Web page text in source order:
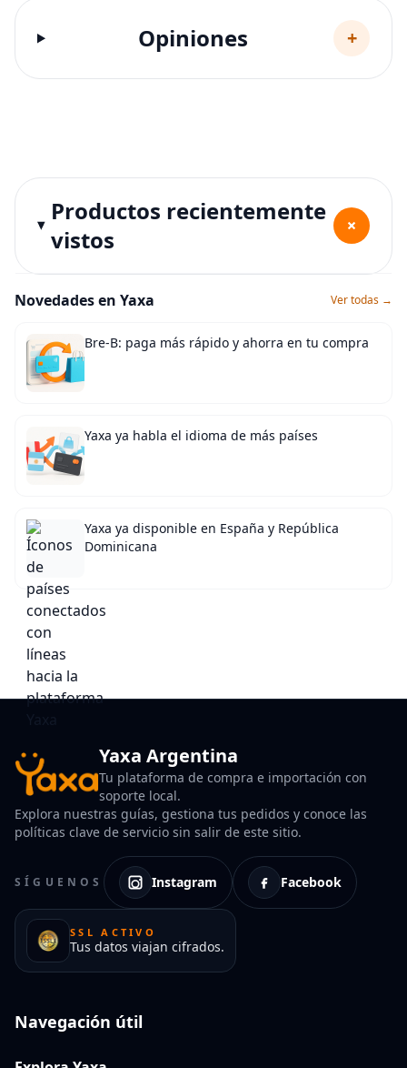
Opiniones +
Productos recientemente
vistos
+
Novedades en Yaxa Ver todas →
Bre-B: paga más rápido y ahorra en tu compra
Yaxa ya habla el idioma de más países
Yaxa ya disponible en España y República
Dominicana
Yaxa Argentina
Tu plataforma de compra e importación con
soporte local.
Explora nuestras guías, gestiona tus pedidos y conoce las
políticas clave de servicio sin salir de este sitio.
SÍGUENOS Instagram Facebook
SSL ACTIVO
Tus datos viajan cifrados.
Navegación útil